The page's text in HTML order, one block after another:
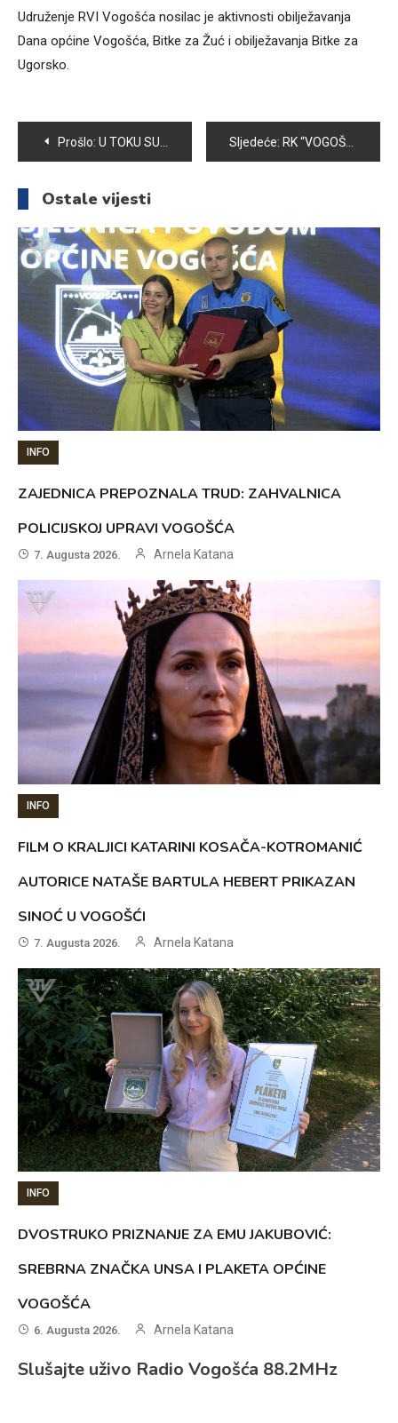
Udruženje RVI Vogošća nosilac je aktivnosti obilježavanja
Dana općine Vogošća, Bitke za Žuć i obilježavanja Bitke za
Ugorsko.
Navigacija
članaka
Prošlo: U TOKU SU RADOVI NA UREĐENJU CENTRALNOG PARKA U OPĆINI VOGOŠĆA Sljedeće: RK “VOGOŠĆA POLJINE HILLS” OD SEPTEMBRA KREĆE U NOVE POBJEDE
Ostale vijesti
INFO
ZAJEDNICA PREPOZNALA TRUD: ZAHVALNICA
POLICIJSKOJ UPRAVI VOGOŠĆA
7. Augusta 2026. Arnela Katana
INFO
FILM O KRALJICI KATARINI KOSAČA-KOTROMANIĆ
AUTORICE NATAŠE BARTULA HEBERT PRIKAZAN
SINOĆ U VOGOŠĆI
7. Augusta 2026. Arnela Katana
INFO
DVOSTRUKO PRIZNANJE ZA EMU JAKUBOVIĆ:
SREBRNA ZNAČKA UNSA I PLAKETA OPĆINE
VOGOŠĆA
6. Augusta 2026. Arnela Katana
Slušajte uživo Radio Vogošća 88.2MHz